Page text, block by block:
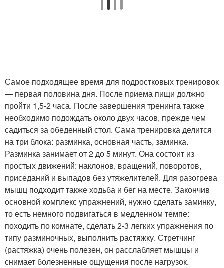
Самое подходящее время для подростковых тренировок
— первая половина дня. После приема пищи должно
пройти 1,5-2 часа. После завершения тренинга также
необходимо подождать около двух часов, прежде чем
садиться за обеденный стол. Сама тренировка делится
на три блока: разминка, основная часть, заминка.
Разминка занимает от 2 до 5 минут. Она состоит из
простых движений: наклонов, вращений, поворотов,
приседаний и выпадов без утяжелителей. Для разогрева
мышц подходит также ходьба и бег на месте. Закончив
основной комплекс упражнений, нужно сделать заминку,
то есть немного подвигаться в медленном темпе:
походить по комнате, сделать 2-3 легких упражнения по
типу разминочных, выполнить растяжку. Стретчинг
(растяжка) очень полезен, он расслабляет мышцы и
снимает болезненные ощущения после нагрузок.